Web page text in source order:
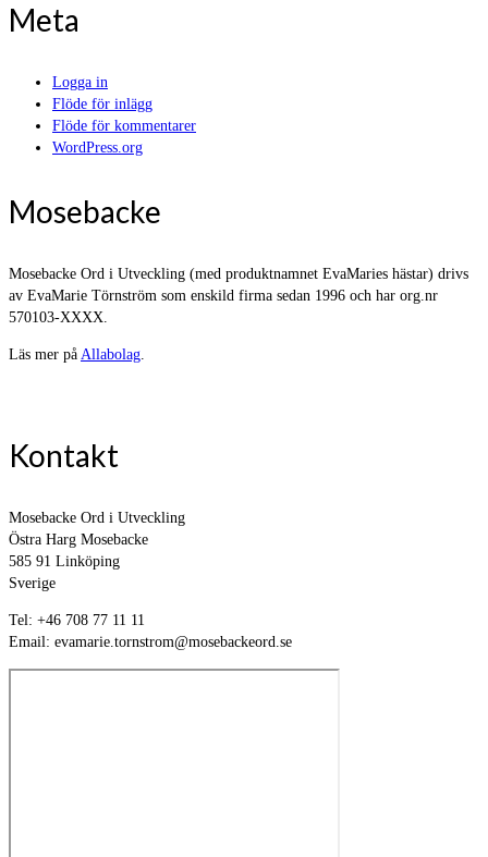
Meta
Logga in
Flöde för inlägg
Flöde för kommentarer
WordPress.org
Mosebacke
Mosebacke Ord i Utveckling (med produktnamnet EvaMaries hästar) drivs
av EvaMarie Törnström som enskild firma sedan 1996 och har org.nr
570103-XXXX.
Läs mer på Allabolag.
Kontakt
Mosebacke Ord i Utveckling
Östra Harg Mosebacke
585 91 Linköping
Sverige
Tel: +46 708 77 11 11
Email: evamarie.tornstrom@mosebackeord.se